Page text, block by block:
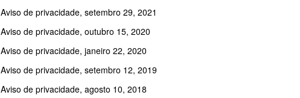
Aviso de privacidade, setembro 29, 2021
Aviso de privacidade, outubro 15, 2020
Aviso de privacidade, janeiro 22, 2020
Aviso de privacidade, setembro 12, 2019
Aviso de privacidade, agosto 10, 2018